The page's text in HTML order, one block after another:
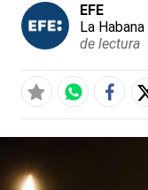
EFE
La Habana
de lectura